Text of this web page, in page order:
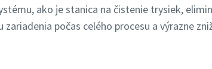
ako je stanica na čistenie trysiek,
zariadenia počas celého procesu a výrazne